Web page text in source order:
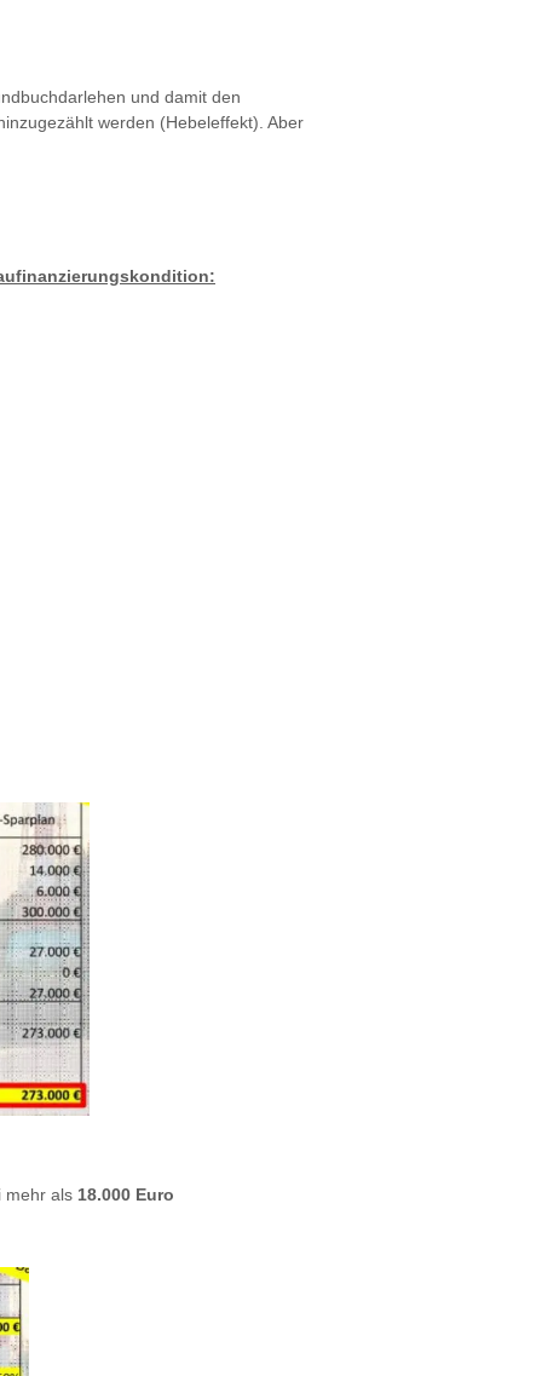
und damit den
werden (Hebeleffekt). Aber
mehr als 18.000 Euro